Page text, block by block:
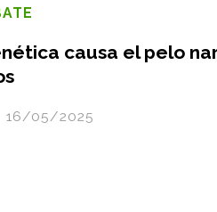
causa el pelo
16/05/2025